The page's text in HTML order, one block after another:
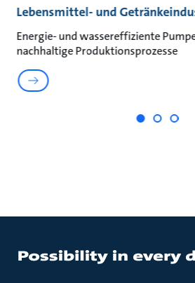
Lebensmittel- und
Energie- und wassereffiziente
nachhaltige Produktionsprozesse